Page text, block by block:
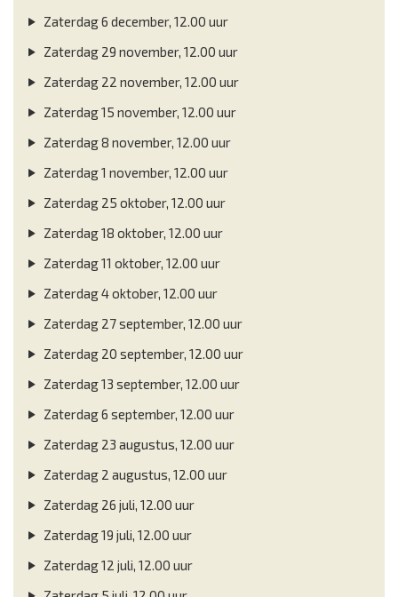
Zaterdag 6 december, 12.00 uur
Zaterdag 29 november, 12.00 uur
Zaterdag 22 november, 12.00 uur
Zaterdag 15 november, 12.00 uur
Zaterdag 8 november, 12.00 uur
Zaterdag 1 november, 12.00 uur
Zaterdag 25 oktober, 12.00 uur
Zaterdag 18 oktober, 12.00 uur
Zaterdag 11 oktober, 12.00 uur
Zaterdag 4 oktober, 12.00 uur
Zaterdag 27 september, 12.00 uur
Zaterdag 20 september, 12.00 uur
Zaterdag 13 september, 12.00 uur
Zaterdag 6 september, 12.00 uur
Zaterdag 23 augustus, 12.00 uur
Zaterdag 2 augustus, 12.00 uur
Zaterdag 26 juli, 12.00 uur
Zaterdag 19 juli, 12.00 uur
Zaterdag 12 juli, 12.00 uur